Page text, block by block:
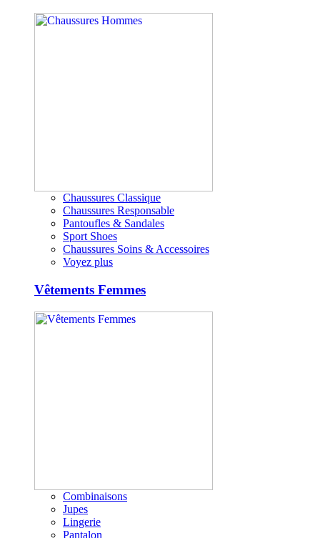
Chaussures Classique
Chaussures Responsable
Pantoufles & Sandales
Sport Shoes
Chaussures Soins & Accessoires
Voyez plus
Vêtements Femmes
Combinaisons
Jupes
Lingerie
Pantalon